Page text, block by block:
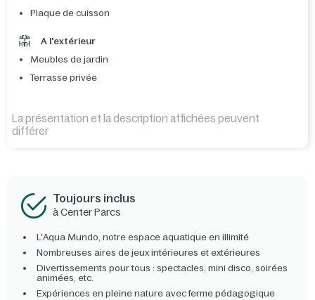
Plaque de cuisson
A l'extérieur
Meubles de jardin
Terrasse privée
La présentation et la description affichées peuvent
différer
Toujours inclus
à Center Parcs
L'Aqua Mundo, notre espace aquatique en illimité
Nombreuses aires de jeux intérieures et extérieures
Divertissements pour tous : spectacles, mini disco, soirées
animées, etc.
Expériences en pleine nature avec ferme pédagogique